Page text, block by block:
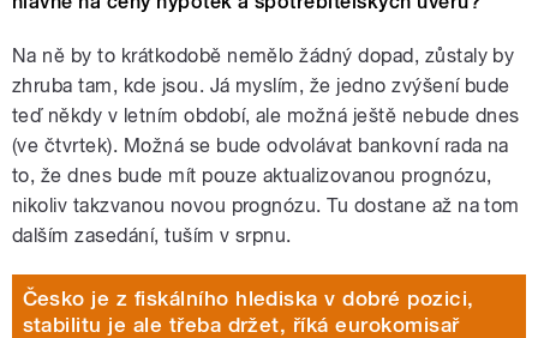
Na ně by to krátkodobě nemělo žádný dopad, zůstaly by
zhruba tam, kde jsou. Já myslím, že jedno zvýšení bude
teď někdy v letním období, ale možná ještě nebude dnes
(ve čtvrtek). Možná se bude odvolávat bankovní rada na
to, že dnes bude mít pouze aktualizovanou prognózu,
nikoliv takzvanou novou prognózu. Tu dostane až na tom
dalším zasedání, tuším v srpnu.
Česko je z fiskálního hlediska v dobré pozici,
stabilitu je ale třeba držet, říká eurokomisař